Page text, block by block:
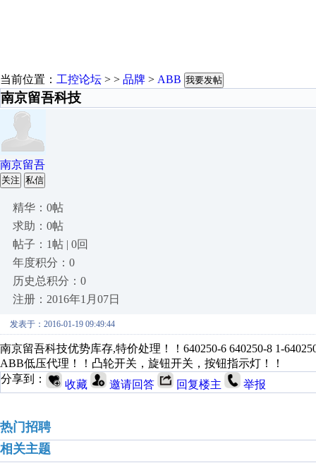
当前位置： 工控论坛 > > 品牌 > ABB 我要发帖
南京留吾科技
南京留吾
关注 私信
精华：0帖
求助：0帖
帖子：1帖 | 0回
年度积分：0
历史总积分：0
注册：2016年1月07日
发表于：2016-01-19 09:49:44
南京留吾科技优势库存,特价处理！！640250-6 640250-8 1-
ABB低压代理！！凸轮开关，旋钮开关，按钮指示灯！！
分享到：
收藏 邀请回答 回复楼主 举报
热门招聘
相关主题